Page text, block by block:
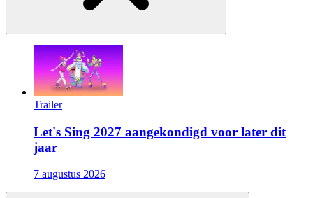
Trailer
Let's Sing 2027 aangekondigd voor later dit
jaar
7 augustus 2026